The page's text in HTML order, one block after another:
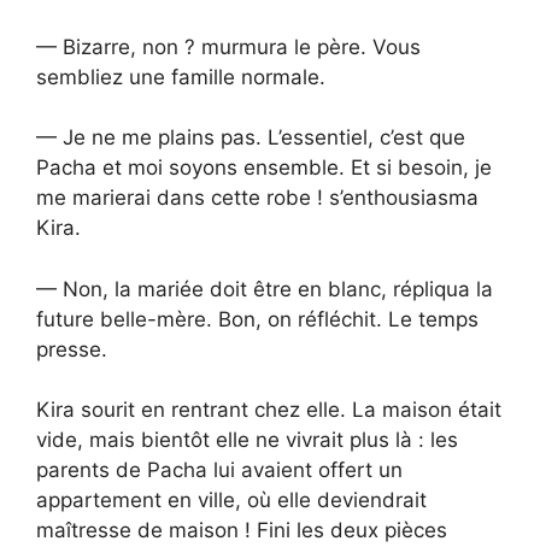
— Bizarre, non ? murmura le père. Vous
sembliez une famille normale.
— Je ne me plains pas. L’essentiel, c’est que
Pacha et moi soyons ensemble. Et si besoin, je
me marierai dans cette robe ! s’enthousiasma
Kira.
— Non, la mariée doit être en blanc, répliqua la
future belle-mère. Bon, on réfléchit. Le temps
presse.
Kira sourit en rentrant chez elle. La maison était
vide, mais bientôt elle ne vivrait plus là : les
parents de Pacha lui avaient offert un
appartement en ville, où elle deviendrait
maîtresse de maison ! Fini les deux pièces